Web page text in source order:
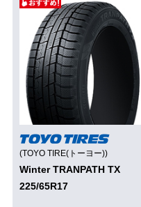
(TOYO TIRE(トーヨー))
Winter TRANPATH TX
225/65R17